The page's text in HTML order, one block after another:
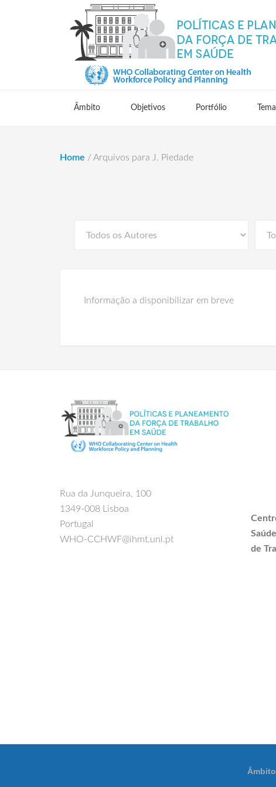
Âmbito Objetivos Portfólio
Home / Arquivos para J. Piedade
Informação a disponibilizar em breve
Rua da Junqueira, 100
1349-008 Lisboa
Portugal
WHO-CCHWF@ihmt.unl.pt
de
Âmbito